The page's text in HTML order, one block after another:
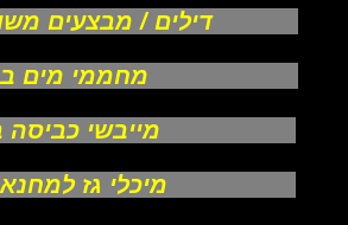
דילים / מבצעים
מחממי
מייבשי
מיכלי גז